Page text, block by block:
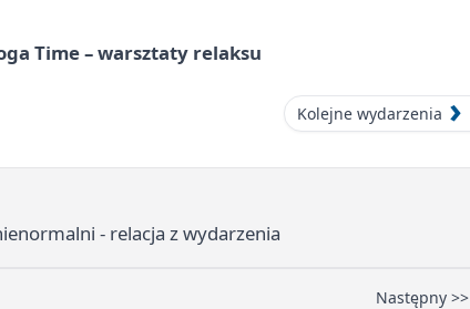
Time – warsztaty relaksu
Kolejne wydarzenia
- relacja z wydarzenia
Następny >>